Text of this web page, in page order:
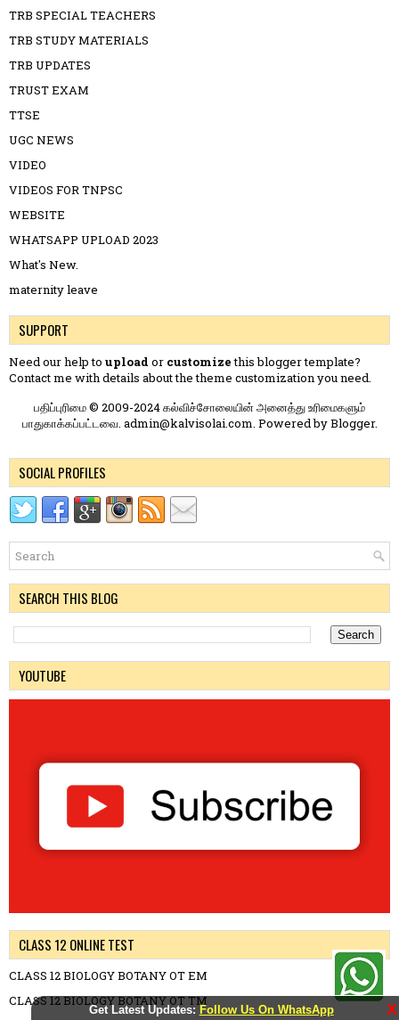
Get Latest Updates: Follow Us On WhatsApp X
TRB SPECIAL TEACHERS
TRB STUDY MATERIALS
TRB UPDATES
TRUST EXAM
TTSE
UGC NEWS
VIDEO
VIDEOS FOR TNPSC
WEBSITE
WHATSAPP UPLOAD 2023
What's New.
maternity leave
SUPPORT
Need our help to upload or customizethis blogger template?
Contact me with details about the theme customization you need.
பதிப்புரிமை © 2009-2024 கல்விச்சோலையின் அனைத்து உரிமைகளும்
பாதுகாக்கப்பட்டவை. admin@kalvisolai.com. Powered byBlogger.
SOCIAL PROFILES
SEARCH THIS BLOG
YOUTUBE
CLASS 12 ONLINE TEST
CLASS 12 BIOLOGY BOTANY OT EM
CLASS 12 BIOLOGY BOTANY OT TM